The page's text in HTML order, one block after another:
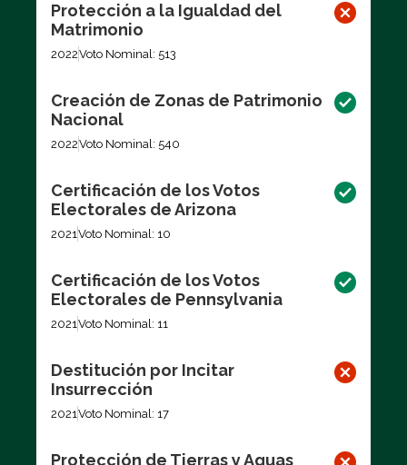
Protección a la Igualdad del
Matrimonio
2022Voto Nominal: 513
Creación de Zonas de Patrimonio
Nacional
2022Voto Nominal: 540
Certificación de los Votos
Electorales de Arizona
2021Voto Nominal: 10
Certificación de los Votos
Electorales de Pennsylvania
2021Voto Nominal: 11
Destitución por Incitar
Insurrección
2021Voto Nominal: 17
Protección de Tierras y Aguas